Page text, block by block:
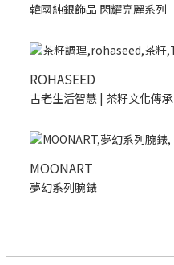
韓國純銀飾品 閃耀亮麗系列
ROHASEED
古老生活智慧 | 茶籽文化傳承
MOONART
夢幻系列腕錶